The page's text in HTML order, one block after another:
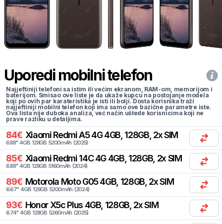
Uporedi mobilni telefon
Najjeftiniji telefoni sa istim ili većim ekranom, RAM-om, memorijom i
baterijom. Smisao ove liste je da ukaže kupcu na postojanje modela
koji po ovih par karateristika je isti ili bolji. Dosta korisnika traži
najjeftiniji mobilni telefon koji ima samo ove bazične parametre iste.
Ova lista nije duboka analiza, već način uštede korisnicima koji ne
prave razliku u detaljima.
84€ Xiaomi Redmi A5 4G 4GB, 128GB, 2x SIM
6.88" 4GB 128GB 5200mAh (2025)
85€ Xiaomi Redmi 14C 4G 4GB, 128GB, 2x SIM
6.88" 4GB 128GB 5160mAh (2024)
89€ Motorola Moto G05 4GB, 128GB, 2x SIM
6.67" 4GB 128GB 5200mAh (2024)
93€ Honor X5c Plus 4GB, 128GB, 2x SIM
6.74" 4GB 128GB 5260mAh (2025)